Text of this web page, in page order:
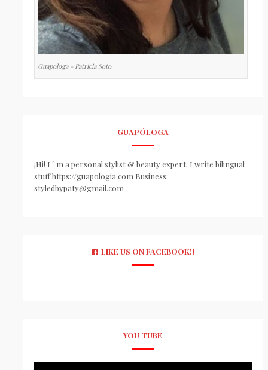
Guapologa - Patricia Soto
GUAPÓLOGA
¡Hi! I ´ m a personal stylist & beauty expert. I write bilingual
stuff https://guapologia.com Business:
styledbypaty@gmail.com
LIKE US ON FACEBOOK!!
YOU TUBE